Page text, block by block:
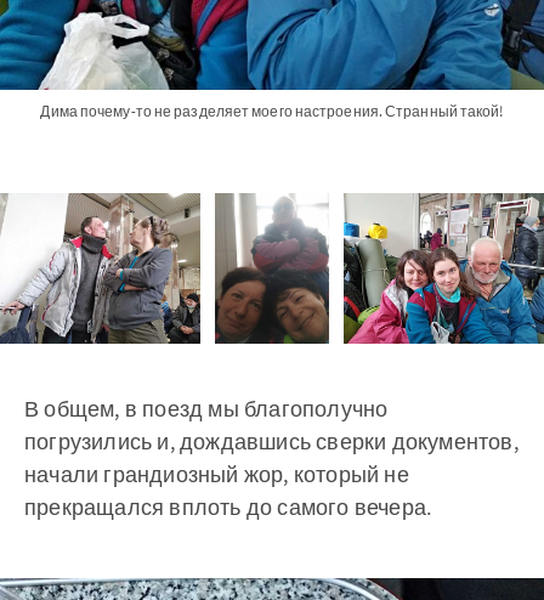
Дима почему-то не разделяет моего настроения. Странный такой!
В общем, в поезд мы благополучно
погрузились и, дождавшись сверки документов,
начали грандиозный жор, который не
прекращался вплоть до самого вечера.